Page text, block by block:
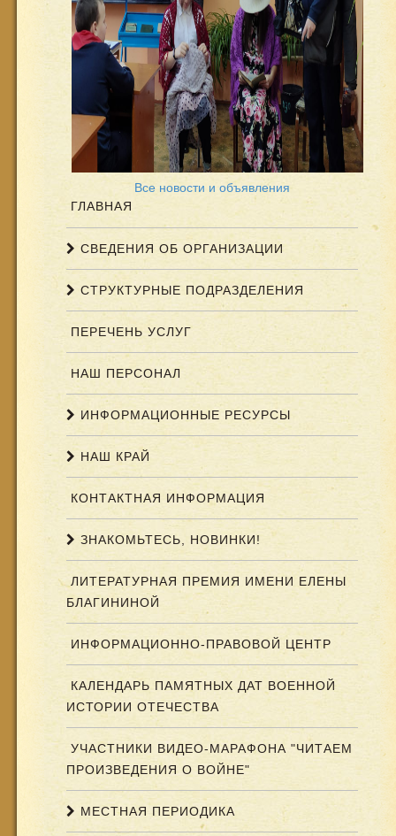
Все новости и объявления
ГЛАВНАЯ
СВЕДЕНИЯ ОБ ОРГАНИЗАЦИИ
СТРУКТУРНЫЕ ПОДРАЗДЕЛЕНИЯ
ПЕРЕЧЕНЬ УСЛУГ
НАШ ПЕРСОНАЛ
ИНФОРМАЦИОННЫЕ РЕСУРСЫ
НАШ КРАЙ
КОНТАКТНАЯ ИНФОРМАЦИЯ
ЗНАКОМЬТЕСЬ, НОВИНКИ!
ЛИТЕРАТУРНАЯ ПРЕМИЯ ИМЕНИ ЕЛЕНЫ
БЛАГИНИНОЙ
ИНФОРМАЦИОННО-ПРАВОВОЙ ЦЕНТР
КАЛЕНДАРЬ ПАМЯТНЫХ ДАТ ВОЕННОЙ
ИСТОРИИ ОТЕЧЕСТВА
УЧАСТНИКИ ВИДЕО-МАРАФОНА "ЧИТАЕМ
ПРОИЗВЕДЕНИЯ О ВОЙНЕ"
МЕСТНАЯ ПЕРИОДИКА